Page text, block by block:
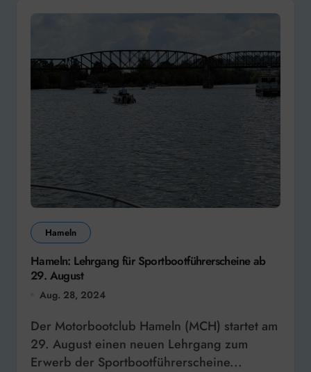
Hameln
Hameln: Lehrgang für Sportbootführerscheine ab
29. August
Aug. 28, 2024
Der Motorbootclub Hameln (MCH) startet am
29. August einen neuen Lehrgang zum
Erwerb der Sportbootführerscheine...